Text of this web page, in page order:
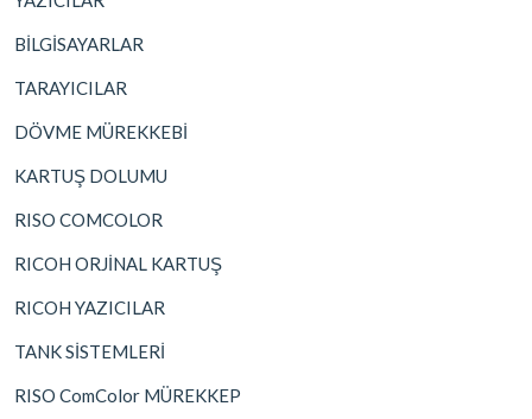
BİLGİSAYARLAR
TARAYICILAR
DÖVME MÜREKKEBİ
KARTUŞ DOLUMU
RISO COMCOLOR
RICOH ORJİNAL KARTUŞ
RICOH YAZICILAR
TANK SİSTEMLERİ
RISO ComColor MÜREKKEP